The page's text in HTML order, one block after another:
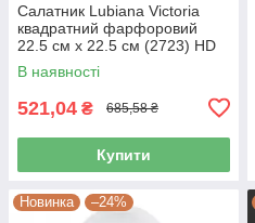
Салатник Lubiana Victoria
квадратний фарфоровий
22.5 см х 22.5 см (2723) HD
В наявності
521,04 ₴ 685,58 ₴
Купити
Новинка –24%